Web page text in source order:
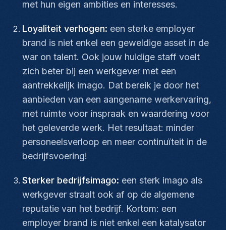
met hun eigen ambities en interesses.
Loyaliteit verhogen: een sterke employer
brand is niet enkel een geweldige asset in de
war on talent. Ook jouw huidige staff voelt
zich beter bij een werkgever met een
aantrekkelijk imago. Dat bereik je door het
aanbieden van een aangename werkervaring,
met ruimte voor inspraak en waardering voor
het geleverde werk. Het resultaat: minder
personeelsverloop en meer continuïteit in de
bedrijfsvoering!
Sterker bedrijfsimago: een sterk imago als
werkgever straalt ook af op de algemene
reputatie van het bedrijf. Kortom: een
employer brand is niet enkel een katalysator